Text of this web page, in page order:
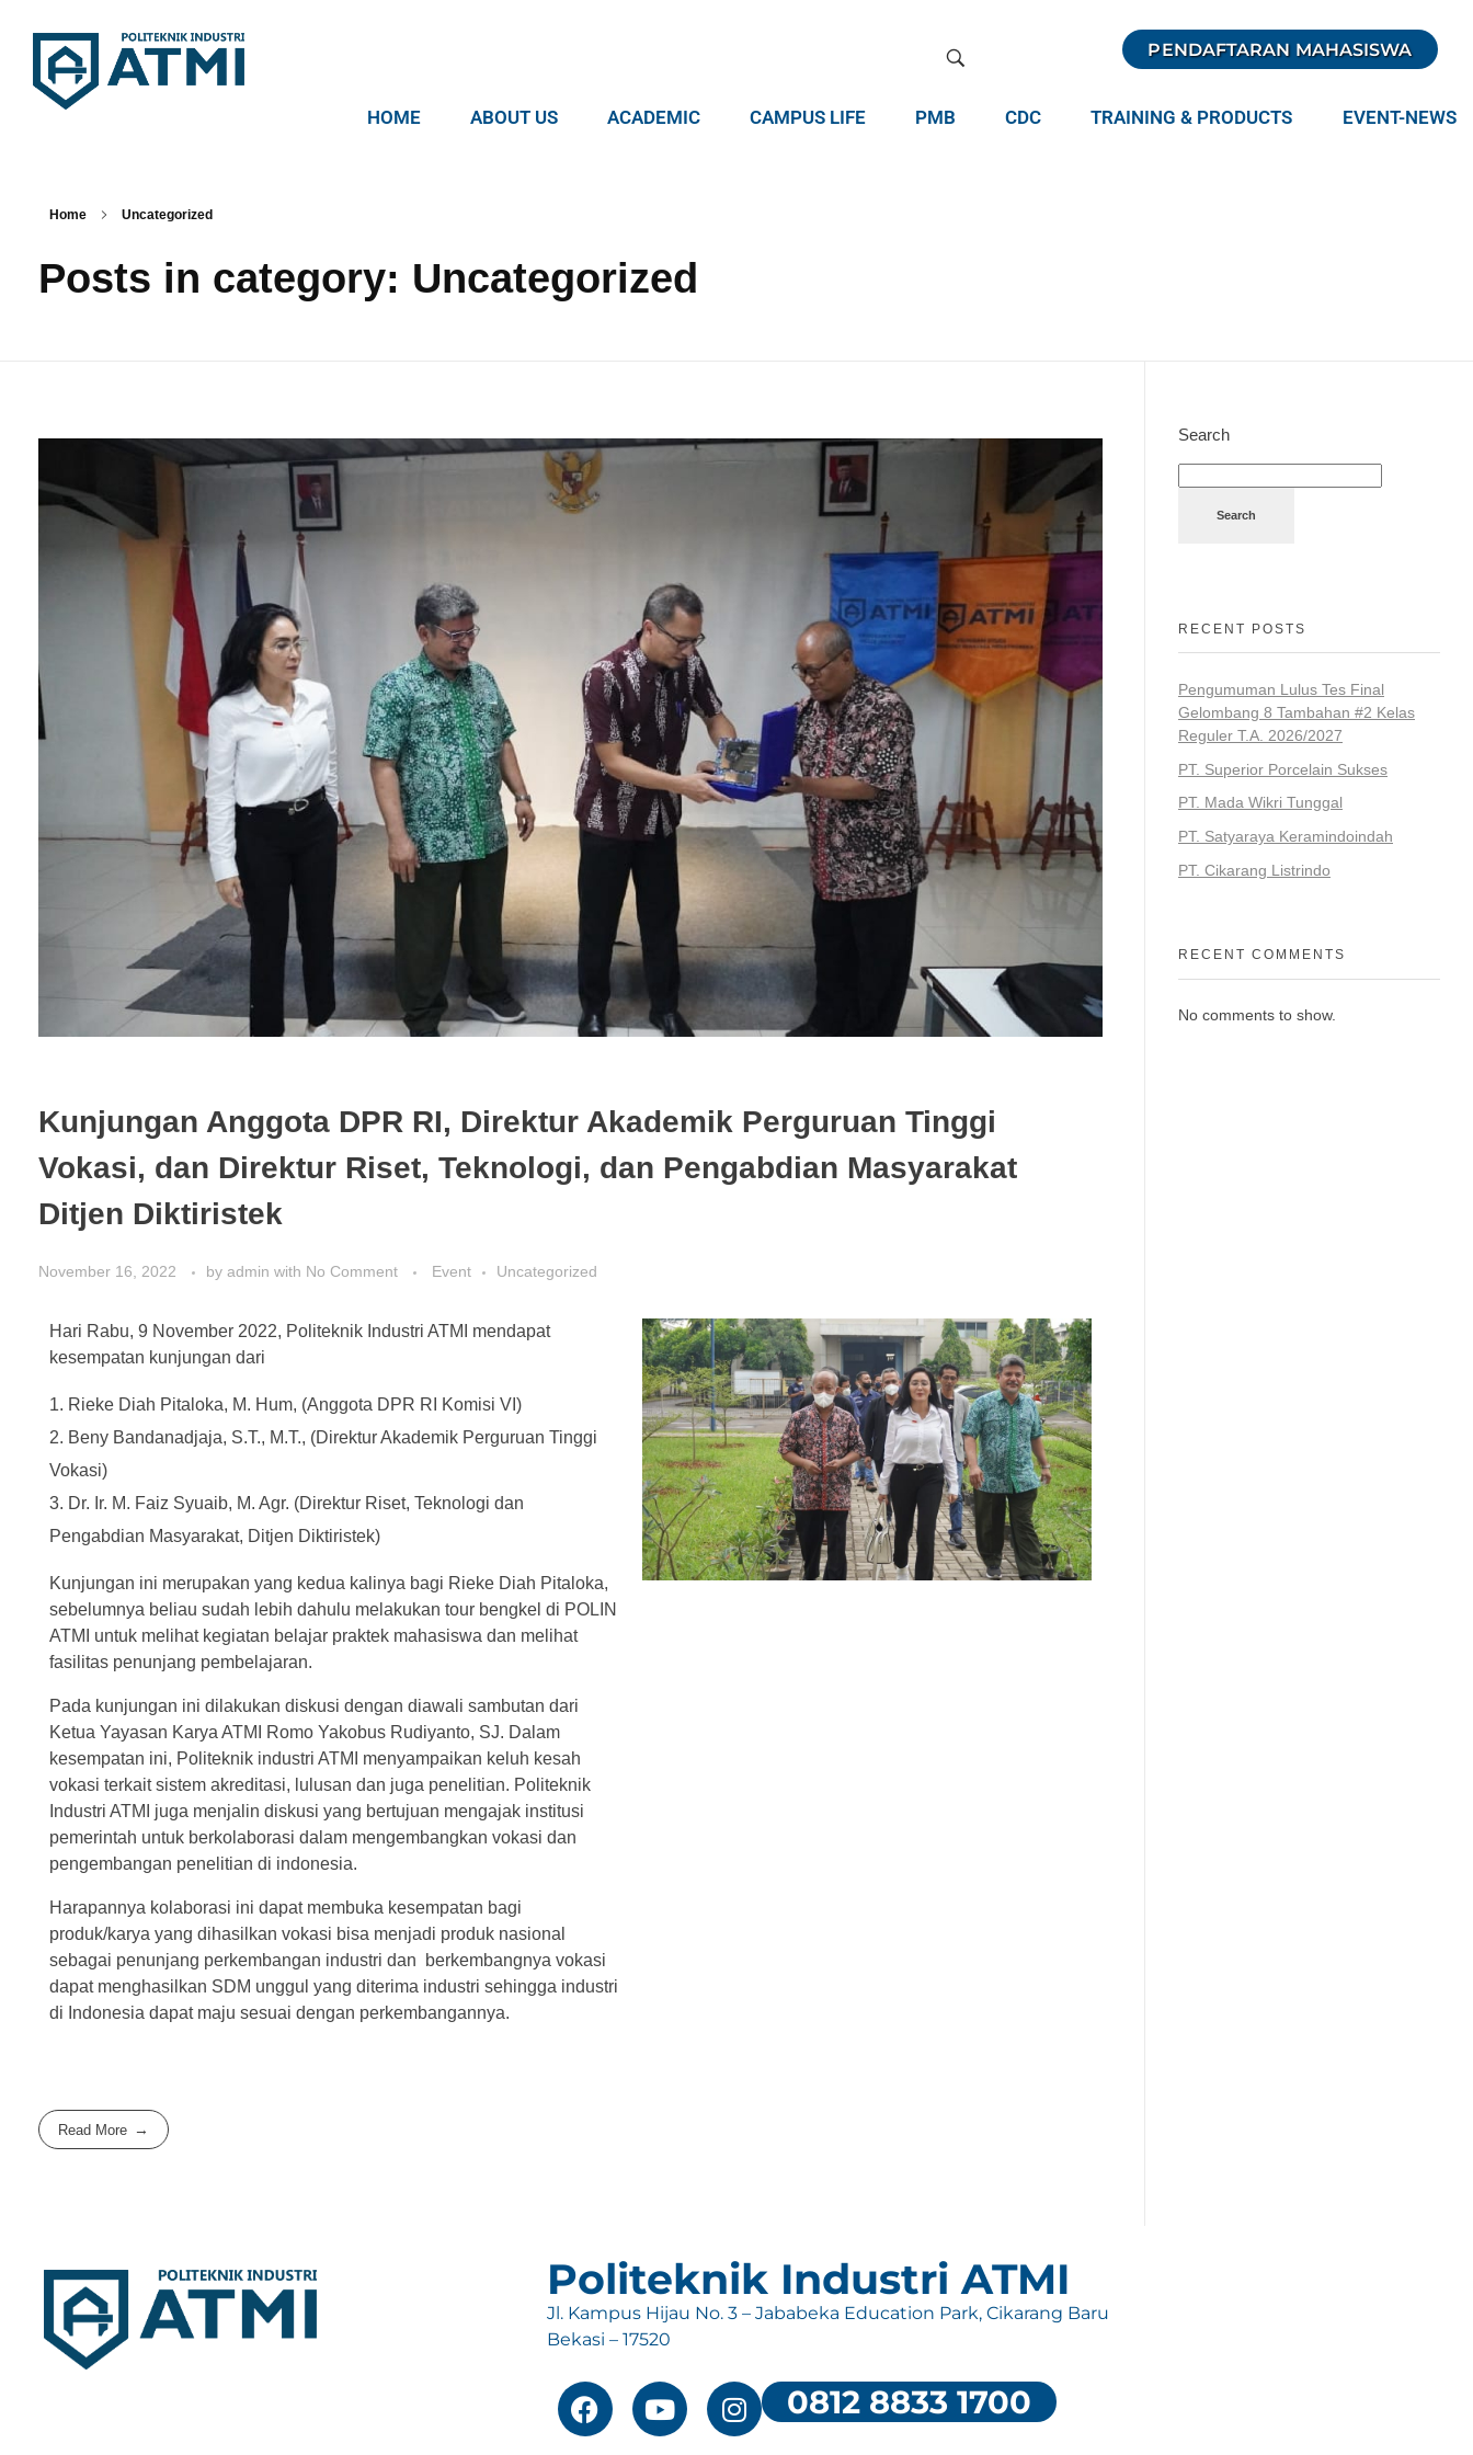
PENDAFTARAN MAHASISWA
HOME ABOUT US ACADEMIC CAMPUS LIFE PMB CDC TRAINING & PRODUCTS EVENT-NEWS
Home Uncategorized
Posts in category: Uncategorized
Kunjungan Anggota DPR RI, Direktur Akademik Perguruan Tinggi
Vokasi, dan Direktur Riset, Teknologi, dan Pengabdian Masyarakat
Ditjen Diktiristek
November 16, 2022 by admin with No Comment Event Uncategorized
Hari Rabu, 9 November 2022, Politeknik Industri ATMI mendapat
kesempatan kunjungan dari
Rieke Diah Pitaloka, M. Hum, (Anggota DPR RI Komisi VI)
Beny Bandanadjaja, S.T., M.T., (Direktur Akademik Perguruan Tinggi
Vokasi)
Dr. Ir. M. Faiz Syuaib, M. Agr. (Direktur Riset, Teknologi dan
Pengabdian Masyarakat, Ditjen Diktiristek)
Kunjungan ini merupakan yang kedua kalinya bagi Rieke Diah Pitaloka,
sebelumnya beliau sudah lebih dahulu melakukan tour bengkel di POLIN
ATMI untuk melihat kegiatan belajar praktek mahasiswa dan melihat
fasilitas penunjang pembelajaran.
Pada kunjungan ini dilakukan diskusi dengan diawali sambutan dari
Ketua Yayasan Karya ATMI Romo Yakobus Rudiyanto, SJ. Dalam
kesempatan ini, Politeknik industri ATMI menyampaikan keluh kesah
vokasi terkait sistem akreditasi, lulusan dan juga penelitian. Politeknik
Industri ATMI juga menjalin diskusi yang bertujuan mengajak institusi
pemerintah untuk berkolaborasi dalam mengembangkan vokasi dan
pengembangan penelitian di indonesia.
Harapannya kolaborasi ini dapat membuka kesempatan bagi
produk/karya yang dihasilkan vokasi bisa menjadi produk nasional
sebagai penunjang perkembangan industri dan berkembangnya vokasi
dapat menghasilkan SDM unggul yang diterima industri sehingga industri
di Indonesia dapat maju sesuai dengan perkembangannya.
Read More
Search
Search
RECENT POSTS
Pengumuman Lulus Tes Final
Gelombang 8 Tambahan #2 Kelas
Reguler T.A. 2026/2027
PT. Superior Porcelain Sukses
PT. Mada Wikri Tunggal
PT. Satyaraya Keramindoindah
PT. Cikarang Listrindo
RECENT COMMENTS
No comments to show.
Politeknik Industri ATMI
Jl. Kampus Hijau No. 3 – Jababeka Education Park, Cikarang Baru
Bekasi – 17520
0812 8833 1700